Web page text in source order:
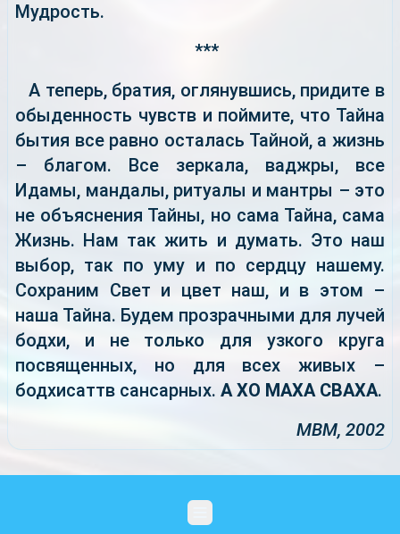
Мудрость.
***
А теперь, братия, оглянувшись, придите в
обыденность чувств и поймите, что Тайна
бытия все равно осталась Тайной, а жизнь
– благом. Все зеркала, ваджры, все
Идамы, мандалы, ритуалы и мантры – это
не объяснения Тайны, но сама Тайна, сама
Жизнь. Нам так жить и думать. Это наш
выбор, так по уму и по сердцу нашему.
Сохраним Свет и цвет наш, и в этом –
наша Тайна. Будем прозрачными для лучей
бодхи, и не только для узкого круга
посвященных, но для всех живых –
бодхисаттв сансарных. А ХО МАХА СВАХА.
МВМ, 2002